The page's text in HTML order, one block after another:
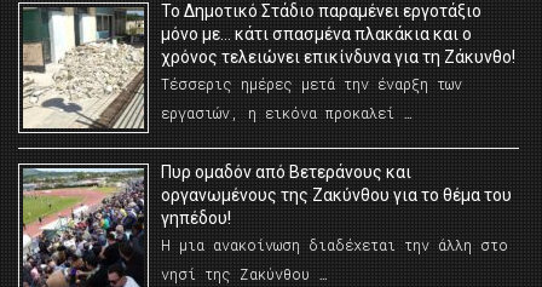
Το Δημοτικό Στάδιο παραμένει εργοτάξιο
μόνο με… κάτι σπασμένα πλακάκια και ο
χρόνος τελειώνει επικίνδυνα για τη Ζάκυνθο!
Τέσσερις ημέρες μετά την έναρξη των
εργασιών, η εικόνα προκαλεί …
Πυρ ομαδόν από Βετεράνους και
οργανωμένους της Ζακύνθου για το θέμα του
γηπέδου!
Η μια ανακοίνωση διαδέχεται την άλλη στο
νησί της Ζακύνθου …